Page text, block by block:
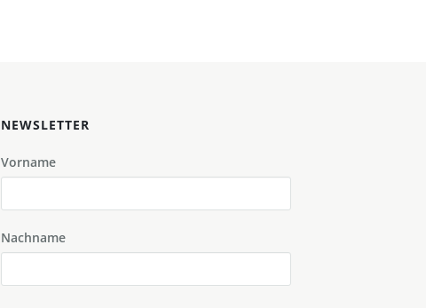
NEWSLETTER
Vorname
Nachname